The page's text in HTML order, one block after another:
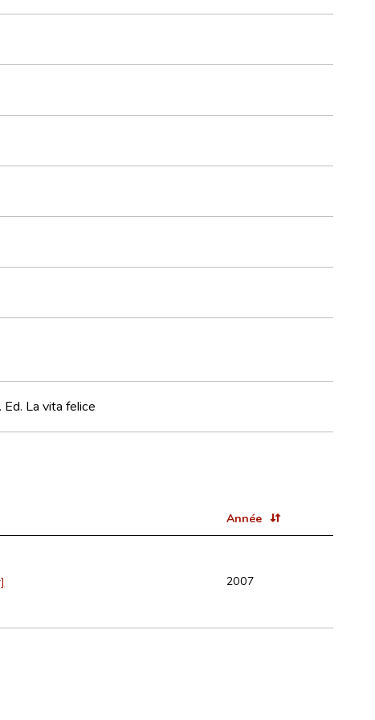
La vita felice
Année
2007